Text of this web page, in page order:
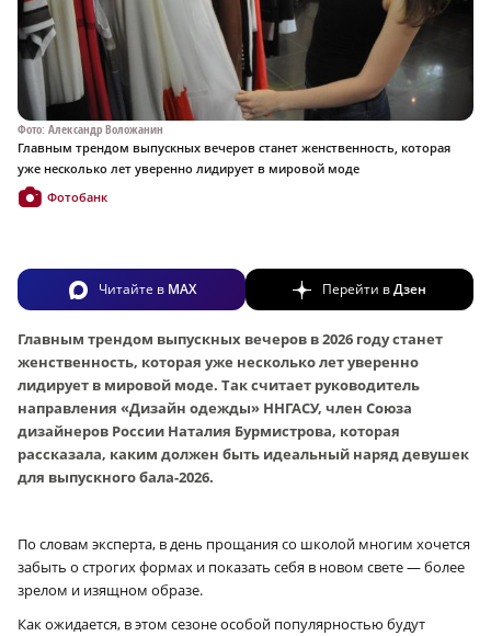
Фото: Александр Воложанин
Главным трендом выпускных вечеров станет женственность, которая
уже несколько лет уверенно лидирует в мировой моде
Фотобанк
Читайте в MAX Перейти вДзен
Главным трендом выпускных вечеров в 2026 году станет
женственность, которая уже несколько лет уверенно
лидирует в мировой моде. Так считает руководитель
направления «Дизайн одежды» ННГАСУ, член Союза
дизайнеров России Наталия Бурмистрова, которая
рассказала, каким должен быть идеальный наряд девушек
для выпускного бала-2026.
По словам эксперта, в день прощания со школой многим хочется
забыть о строгих формах и показать себя в новом свете — более
зрелом и изящном образе.
Как ожидается, в этом сезоне особой популярностью будут